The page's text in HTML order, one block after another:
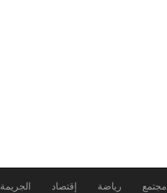
الجريمة إقتصاد رياضة مجتمع